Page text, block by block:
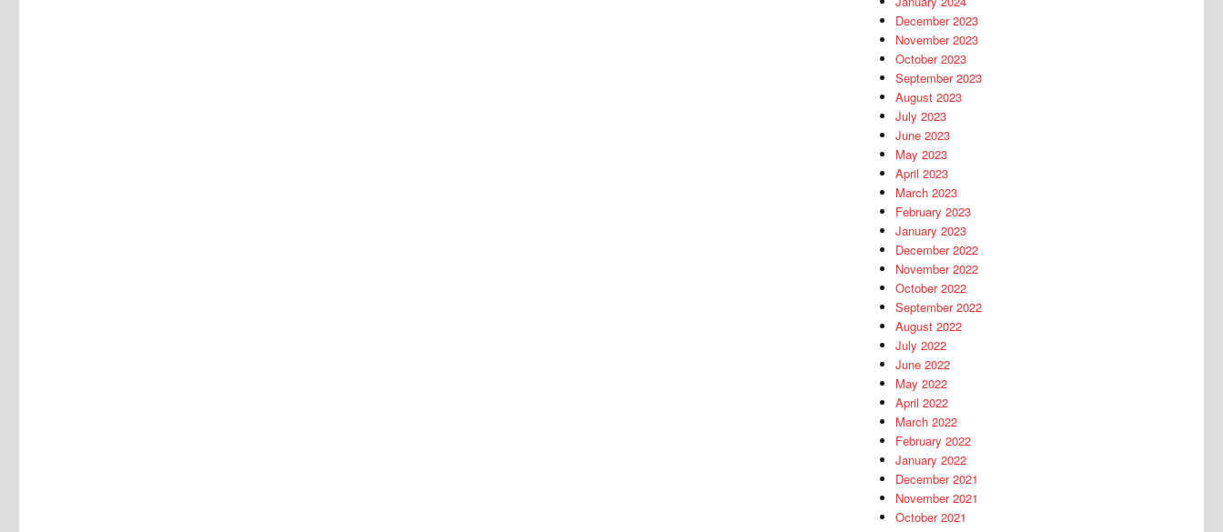
December 2023
November 2023
October 2023
September 2023
August 2023
July 2023
June 2023
May 2023
April 2023
March 2023
February 2023
January 2023
December 2022
November 2022
October 2022
September 2022
August 2022
July 2022
June 2022
May 2022
April 2022
March 2022
February 2022
January 2022
December 2021
November 2021
October 2021